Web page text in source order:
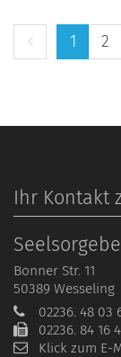
Vorherige
1 2
Ihr Kontakt
Bonner Str. 11
50389 Wesseling
02236. 48 03
02236. 84 16
Klick zum E-